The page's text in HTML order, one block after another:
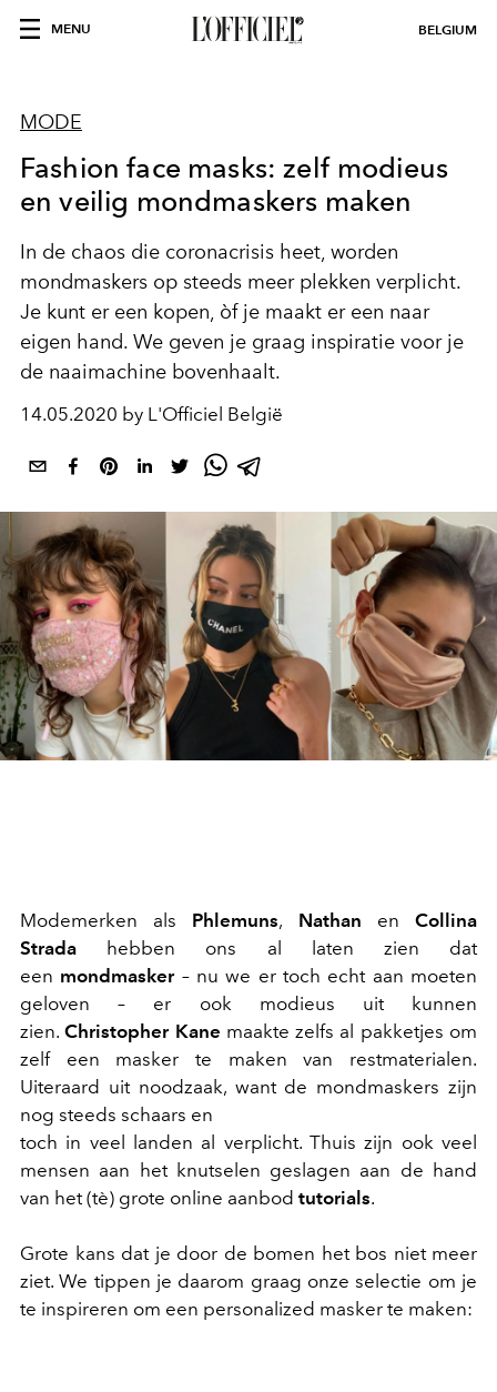
MENU BELGIUM
MODE
Fashion face masks: zelf modieus
en veilig mondmaskers maken
In de chaos die coronacrisis heet, worden
mondmaskers op steeds meer plekken verplicht.
Je kunt er een kopen, òf je maakt er een naar
eigen hand. We geven je graag inspiratie voor je
de naaimachine bovenhaalt.
14.05.2020 by L'Officiel België
Modemerken als Phlemuns, Nathan enCollina
Strada hebben ons al laten zien dat
een mondmasker– nu we er toch echt aan moeten
geloven – er ook modieus uit kunnen
zien.Christopher Kane maakte zelfs al pakketjes om
zelf een masker te maken van restmaterialen.
Uiteraard uit noodzaak, want de mondmaskers zijn
nog steeds schaars en
toch in veel landen al verplicht. Thuis zijn ook veel
mensen aan het knutselen geslagen aan de hand
van het (tè) grote online aanbod tutorials.
Grote kans dat je door de bomen het bos niet meer
ziet. We tippen je daarom graag onze selectie om je
te inspireren om een personalized masker te maken: